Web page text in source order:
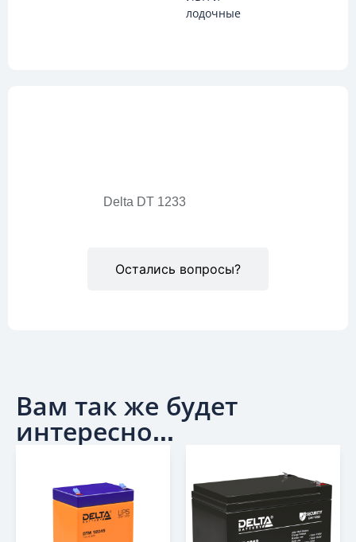
лодочные
Остались вопросы?
Delta DT 1233
Вам так же будет
интересно...